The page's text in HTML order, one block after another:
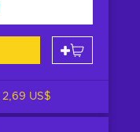
2,69 US$